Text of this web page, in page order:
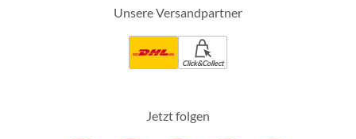
Unsere Versandpartner
Click&Collect
Jetzt folgen